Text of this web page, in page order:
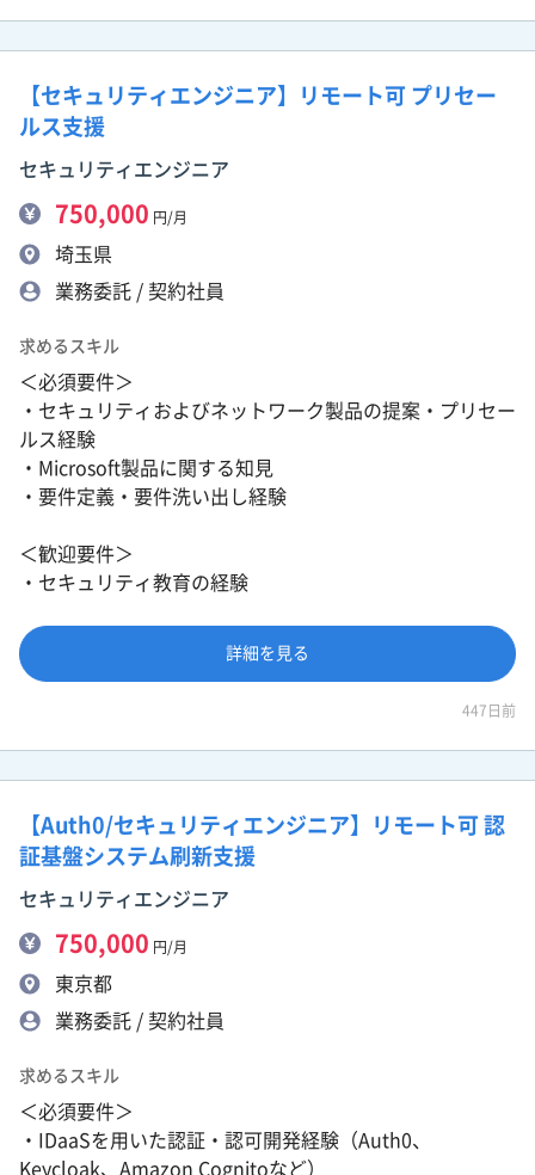
【セキュリティエンジニア】リモート可 プリセー
ルス支援
セキュリティエンジニア
750,000 円/月
埼玉県
業務委託 / 契約社員
求めるスキル
＜必須要件＞
・セキュリティおよびネットワーク製品の提案・プリセー
ルス経験
・Microsoft製品に関する知見
・要件定義・要件洗い出し経験
＜歓迎要件＞
・セキュリティ教育の経験
詳細を見る
447日前
【Auth0/セキュリティエンジニア】リモート可 認
証基盤システム刷新支援
セキュリティエンジニア
750,000 円/月
東京都
業務委託 / 契約社員
求めるスキル
＜必須要件＞
・IDaaSを用いた認証・認可開発経験（Auth0、
Keycloak、Amazon Cognitoなど）